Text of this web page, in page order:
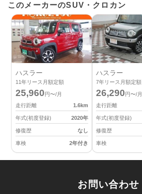
このメーカーのSUV・クロカン
ハスラー
11年リース月額定額
25,960円〜/月
走行距離
1.6km
年式(初度登録) 2020年
修復歴 なし
車検 2年付き
ハスラー
7年リース月額定額
26,290円〜/月
走行距離
年式(初度登録)
修復歴
車検
お問い合わせ